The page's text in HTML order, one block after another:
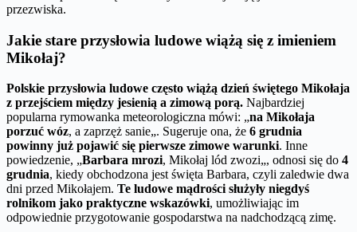
przezwiska.
Jakie stare przysłowia ludowe wiążą się z imieniem
Mikołaj?
Polskie przysłowia ludowe często wiążą dzień świętego Mikołaja
z przejściem między jesienią a zimową porą. Najbardziej
popularna rymowanka meteorologiczna mówi: „na Mikołaja
porzuć wóz, a zaprzęż sanie„. Sugeruje ona, że 6 grudnia
powinny już pojawić się pierwsze zimowe warunki. Inne
powiedzenie, „Barbara mrozi, Mikołaj lód zwozi„, odnosi się do 4
grudnia, kiedy obchodzona jest święta Barbara, czyli zaledwie dwa
dni przed Mikołajem. Te ludowe mądrości służyły niegdyś
rolnikom jako praktyczne wskazówki, umożliwiając im
odpowiednie przygotowanie gospodarstwa na nadchodzącą zimę.